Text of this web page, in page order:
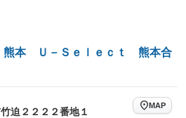
本 Ｕ－Ｓｅｌｅｃｔ 熊本合
迫２２２２番地１
MAP